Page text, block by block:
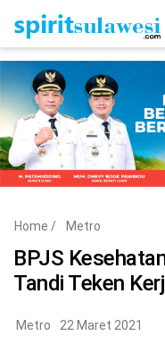
Home News
Metro Nasional
Politik Hukum & Kriminal
Home / Metro
BPJS
Tandi Teken
Metro 22 Maret 2021